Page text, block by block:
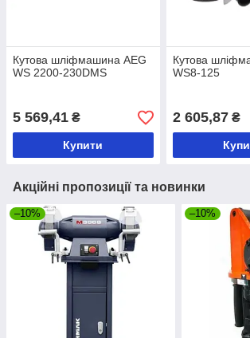
Кутова шліфмашина AEG
WS 2200-230DMS
5 569,41 ₴
Купити
Кутова
WS8-125
2 605,87₴
Акційні пропозиції та новинки
–10% –10%